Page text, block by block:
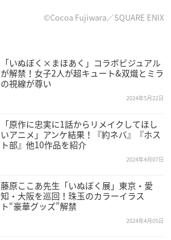
©Cocoa Fujiwara／SQUARE ENIX
「いぬぼく×まほあく」コラボビジュアル
が解禁！女子2人が超キュート&双熾とミラ
の視線が尊い
2024年5月22日
「原作に忠実に1話からリメイクしてほし
いアニメ」アンケ結果！『約ネバ』『ホス
ト部』他10作品を紹介
2024年4月07日
藤原ここあ先生「いぬぼく展」東京・愛
知・大阪を巡回！珠玉のカラーイラス
ト“豪華グッズ”解禁
2024年4月05日